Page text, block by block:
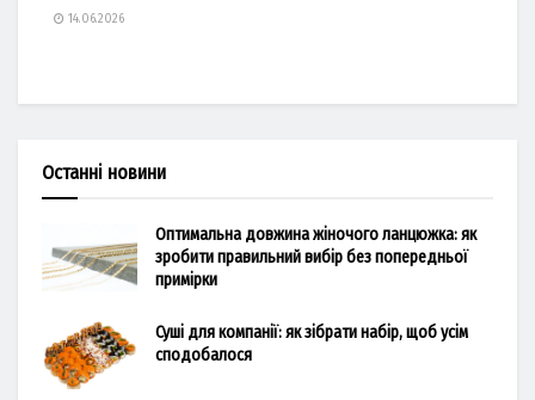
14.06.2026
Останні новини
Оптимальна довжина жіночого ланцюжка: як
зробити правильний вибір без попередньої
примірки
Суші для компанії: як зібрати набір, щоб усім
сподобалося